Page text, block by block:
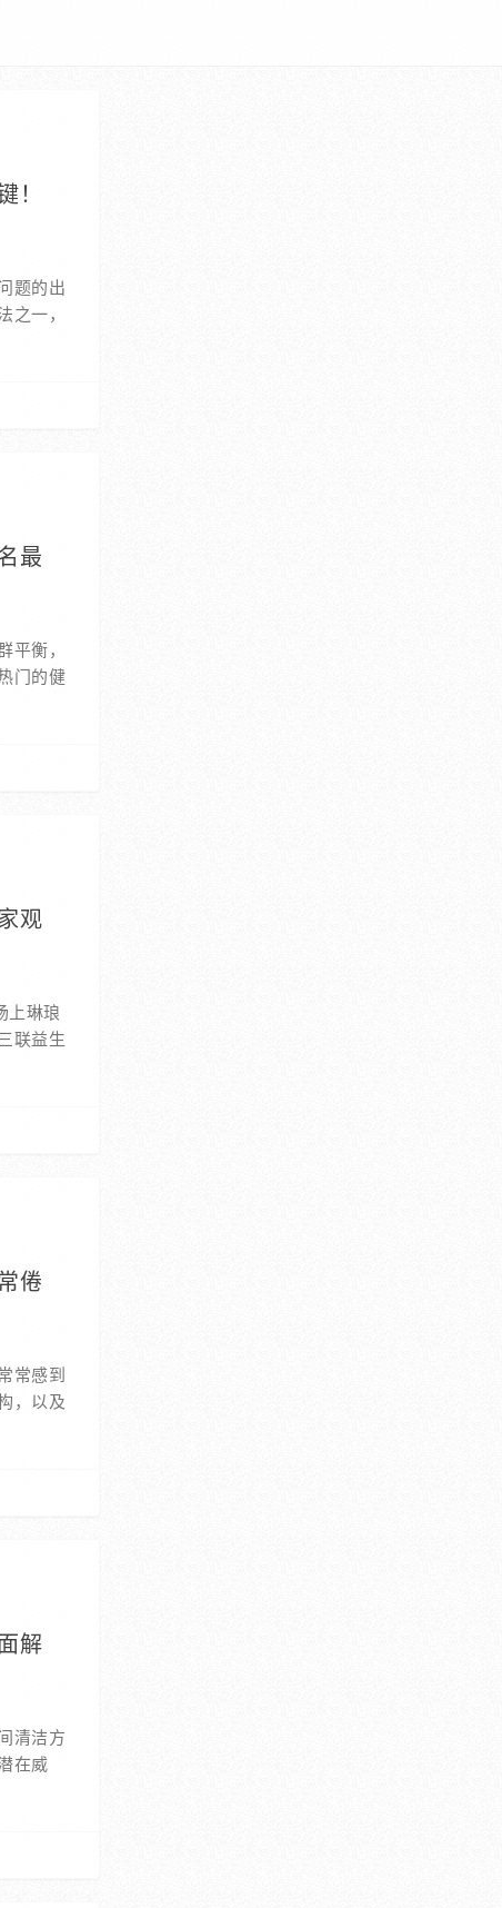
！
题的出
一，
最
衡，
门的健
观
上琳琅
联益生
倦
常感到
，以及
解
清洁方
在威